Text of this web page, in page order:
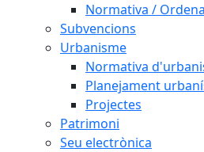
Normativa /
Subvencions
Urbanisme
Normativa
Planejament
Projectes
Patrimoni
Seu electrònica